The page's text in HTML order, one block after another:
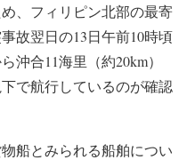
、フィリピン北部の最寄
故翌日の13日午前10時頃
沖合11海里（約20km）
で航行しているのが確認
船とみられる船舶につい